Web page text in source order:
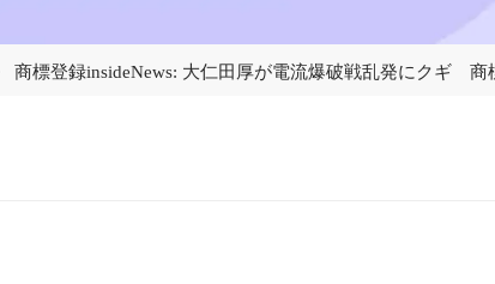
商標登録insideNews: 大仁田厚が電流爆破戦乱発にクギ 商